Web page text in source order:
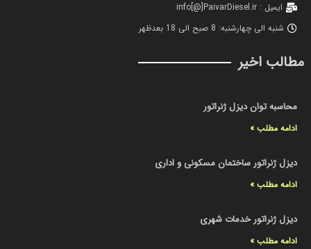
ایمیل : info[@]PaivarDiesel.ir
شنبه الی چهارشنبه: 8 صبح الی 18 بعدظهر
مطالب اخیر
محاسبه توان دیزل ژنراتور
ادامه مطلب »
دیزل ژنراتور ساختمان مسکونی و اداری
ادامه مطلب »
دیزل ژنراتور خدمات شهری
ادامه مطلب »